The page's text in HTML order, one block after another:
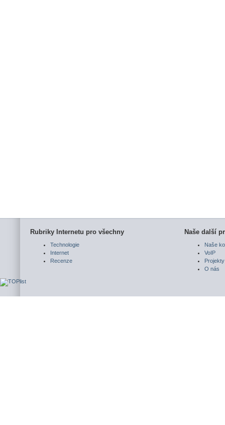
Rubriky Internetu pro všechny
Technologie
Internet
Recenze
Naše další
Naše
VoIP
Projekty
O nás